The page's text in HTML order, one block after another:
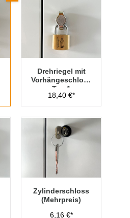
Drehriegel mit
Vorhängeschloss
Typ 1
18,40 €*
Zylinderschloss
(Mehrpreis)
6,16 €*